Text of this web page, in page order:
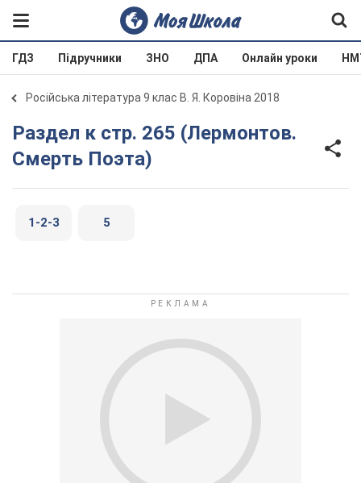
ГДЗ Підручники ЗНО ДПА Онлайн уроки
Російська література 9 клас В. Я. Коровіна 2018
Раздел к стр. 265 (Лермонтов.
Смерть Поэта)
1-2-3 5